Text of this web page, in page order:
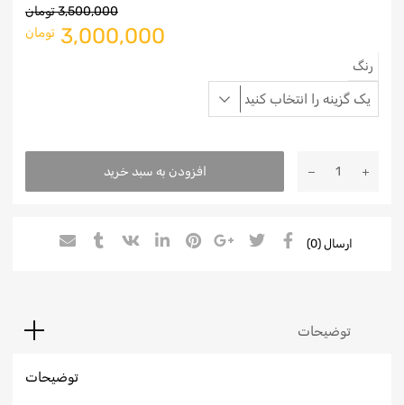
3,500,000تومان
3,000,000 تومان
رنگ
افزودن به سبد خرید
ارسال (0)
توضیحات
توضیحات